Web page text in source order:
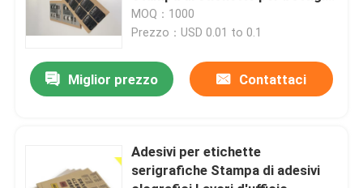
in PET
MOQ：1000
Prezzo：USD 0.01 to 0.1
Miglior prezzo Contattaci
Adesivi per etichette
serigrafiche Stampa di adesivi